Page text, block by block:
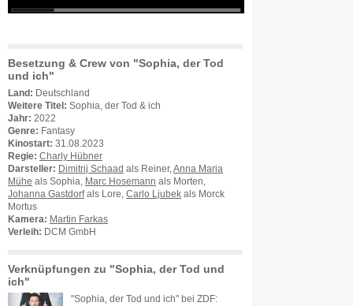
Besetzung & Crew von "Sophia, der Tod
und ich"
Land: Deutschland
Weitere Titel: Sophia, der Tod & ich
Jahr: 2022
Genre: Fantasy
Kinostart: 31.08.2023
Regie: Charly Hübner
Darsteller: Dimitrij Schaad als Reiner, Anna Maria
Mühe als Sophia, Marc Hosemann als Morten,
Johanna Gastdorfals Lore, Carlo Ljubek als Morck
Mortus
Kamera: Martin Farkas
Verleih: DCM GmbH
Verknüpfungen zu "Sophia, der Tod und
ich"
"Sophia, der Tod und ich" bei ZDF: